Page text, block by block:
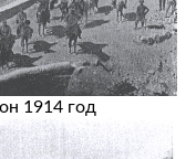
1914 год